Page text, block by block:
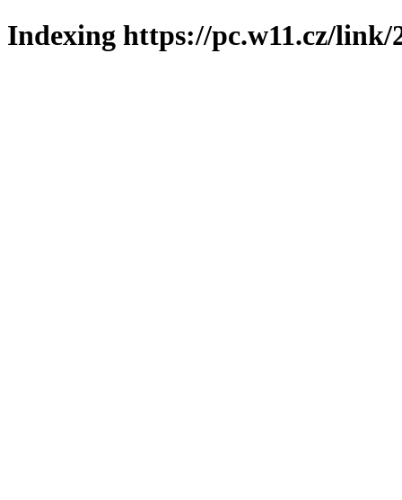
Indexing https://pc.w11.cz/link/